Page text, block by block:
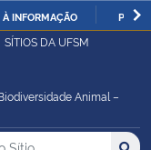
INFORMAÇÃO
SÍTIOS DA UFSM
Animal –